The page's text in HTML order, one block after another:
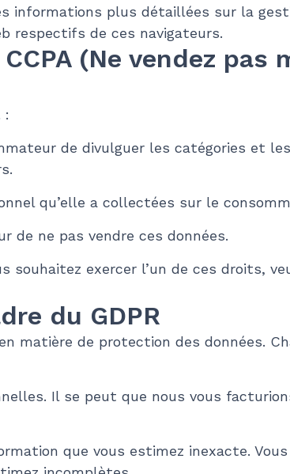
informations plus détaillées sur la
respectifs de ces navigateurs.
(Ne vendez pas
:
de divulguer les catégories et
qu’elle a collectées sur le
de ne pas vendre ces données.
souhaitez exercer l’un de ces droits,
du GDPR
matière de protection des données.
Il se peut que nous vous
que vous estimez inexacte. Vous